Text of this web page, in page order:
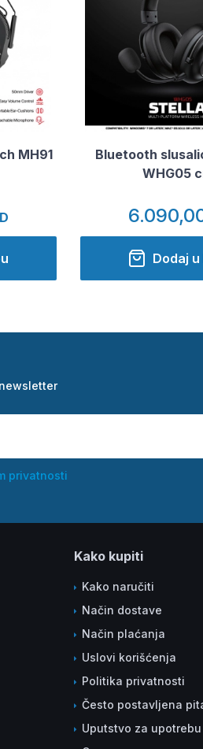
MH91
Bluetooth
WHG05
Dodaj
privatnosti
Kako kupiti
Kako naručiti
Način dostave
Način plaćanja
Uslovi korišćenja
Politika privatnosti
Često postavljena
Uputstvo za